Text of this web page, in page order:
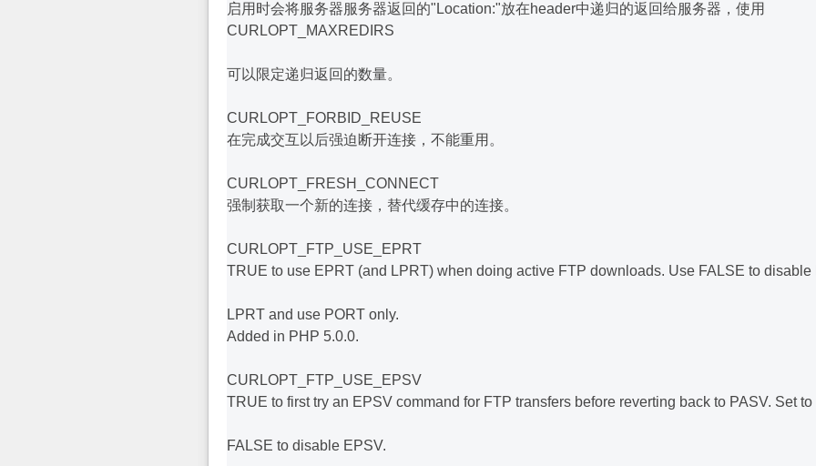
启用时会将服务器服务器返回的"Location:"放在header中递归的返回给服务器，使用
CURLOPT_MAXREDIRS
可以限定递归返回的数量。
CURLOPT_FORBID_REUSE
在完成交互以后强迫断开连接，不能重用。
CURLOPT_FRESH_CONNECT
强制获取一个新的连接，替代缓存中的连接。
CURLOPT_FTP_USE_EPRT
TRUE to use EPRT (and LPRT) when doing active FTP downloads. Use FALSE to disable
LPRT and use PORT only.
Added in PHP 5.0.0.
CURLOPT_FTP_USE_EPSV
TRUE to first try an EPSV command for FTP transfers before reverting back to PASV. Set to
FALSE to disable EPSV.